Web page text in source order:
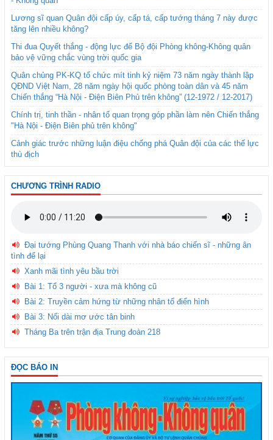
Lương sĩ quan Quân đội cấp úy, cấp tá, cấp tướng tháng 7 này được
tăng lên nhiều không?
Thi đua Quyết thắng - động lực để Bộ đội Phòng không-Không quân
bảo vệ vững chắc vùng trời quốc gia
Quân chủng PK-KQ tổ chức mít tinh kỷ niệm 73 năm ngày thành lập
QĐND Việt Nam, 28 năm ngày hội quốc phòng toàn dân và 45 năm
Chiến thắng “Hà Nội - Điện Biên Phủ trên không” (12-1972 / 12-2017)
Chính trị, tinh thần - nhân tố quan trọng góp phần làm nên Chiến thắng
"Hà Nội - Điện Biên phủ trên không"
Cảnh giác trước những luận điệu chống phá Quân đội của các thế lực
thù địch
CHƯƠNG TRÌNH RADIO
Đại tướng Phùng Quang Thanh với nhà báo chiến sĩ - những ân
tình để lại
Xanh mãi tình yêu bầu trời
Bài 1: Tổ 3 người - xưa mà không cũ
Bài 2: Truyền cảm hứng từ những nhân tố điển hình
Bài 3: Nối dài mơ ước tân binh
Tháng Ba trên trận địa Trung đoàn 218
ĐỌC BÁO IN